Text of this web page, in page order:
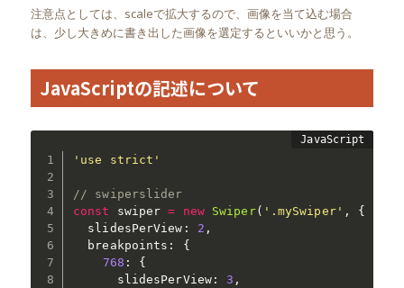
注意点としては、scaleで拡大するので、画像を当て込む場合
は、少し大きめに書き出した画像を選定するといいかと思う。
JavaScriptの記述について
'use strict'
// swiperslider
const
swiper = new Swiper( '.mySwiper' ,
{
  slidesPerView
: 2 ,
  breakpoints
:
{
768 :
{
      slidesPerView
: 3 ,